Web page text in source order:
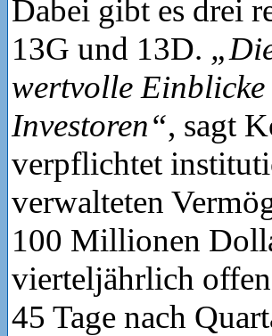
Dabei gibt es drei
13G und 13D.
wertvolle
Investoren“, sagt
verpflichtet
verwalteten
100 Millionen
vierteljährlich
45 Tage nach